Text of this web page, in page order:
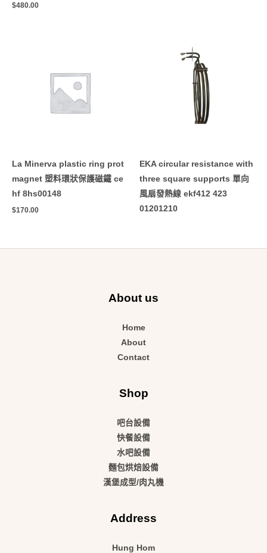
$480.00
La Minerva plastic ring prot
magnet 塑料環狀保護磁鐵 ce
hf 8hs00148
$170.00
EKA circular resistance with
three square supports 單向
風扇發熱線 ekf412 423
01201210
About us
Home
About
Contact
Shop
吧台設備
快餐設備
水吧設備
麵包烘焙設備
漢堡成型/肉丸機
Address
Hung Hom